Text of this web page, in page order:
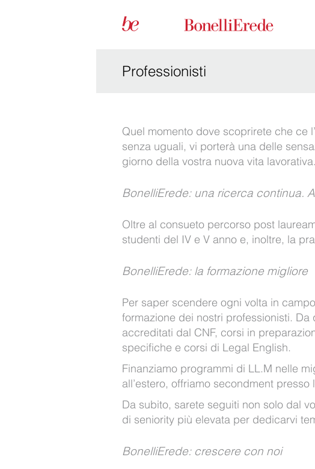
Professionisti
Quel momento dove scoprirete che ce
senza uguali, vi porterà una delle
giorno della vostra nuova vita lavorativa.
BonelliErede: una ricerca continua.
Oltre al consueto percorso post
studenti del IV e V anno e, inoltre, la
BonelliErede: la formazione migliore
Per saper scendere ogni volta in
formazione dei nostri professionisti.
accreditati dal CNF, corsi in
specifiche e corsi di Legal English.
Finanziamo programmi di LL.M nelle
all’estero, offriamo secondment
Da subito, sarete seguiti non solo dal
di seniority più elevata per dedicarvi
BonelliErede: crescere con noi